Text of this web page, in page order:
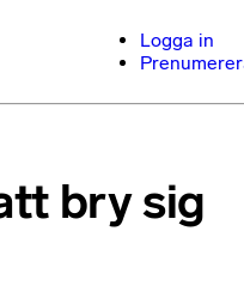
Logga in
bry sig